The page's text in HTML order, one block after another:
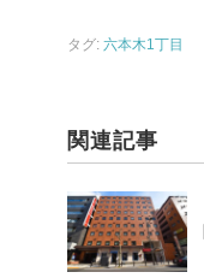
タグ: 六本木1丁目
関連記事